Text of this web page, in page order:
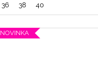
36 38 40
NOVINKA